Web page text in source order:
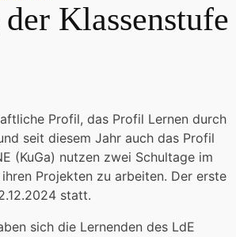
Klassenstufe
Profil, das Profil Lernen durch
seit diesem Jahr auch das Profil
(KuGa) nutzen zwei Schultage im
Projekten zu arbeiten. Der erste
statt.
sich die Lernenden des LdE